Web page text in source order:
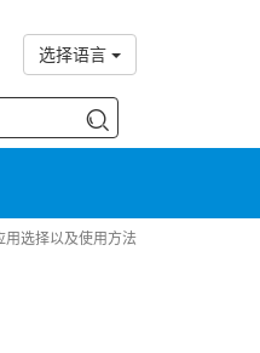
选择语言
用选择以及使用方法